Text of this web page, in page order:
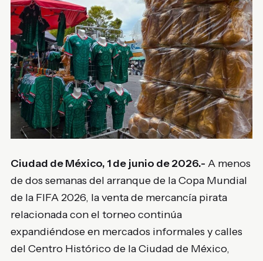
Ciudad de México, 1 de junio de 2026.- A menos
de dos semanas del arranque de la Copa Mundial
de la FIFA 2026, la venta de mercancía pirata
relacionada con el torneo continúa
expandiéndose en mercados informales y calles
del Centro Histórico de la Ciudad de México,